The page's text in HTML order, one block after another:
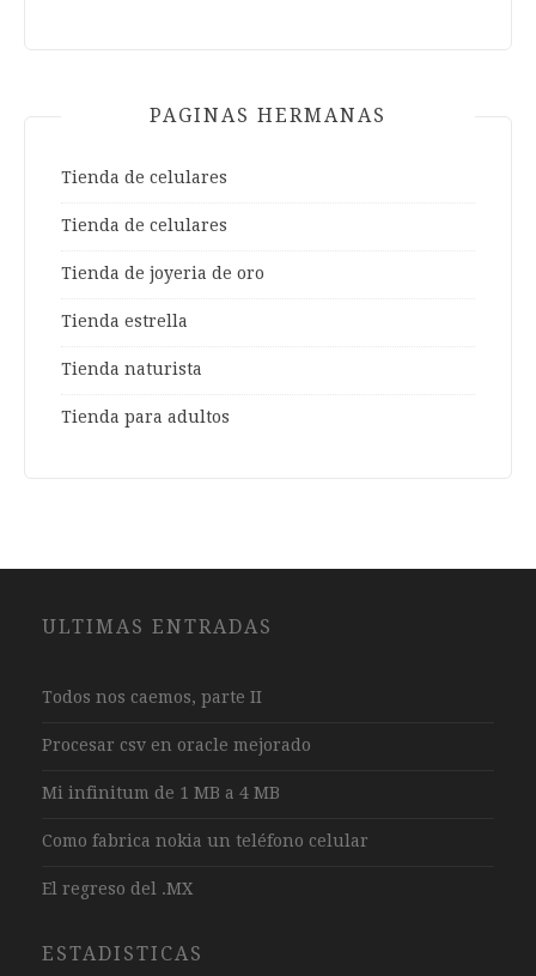
PAGINAS HERMANAS
Tienda de celulares
Tienda de celulares
Tienda de joyeria de oro
Tienda estrella
Tienda naturista
Tienda para adultos
ULTIMAS ENTRADAS
Todos nos caemos, parte II
Procesar csv en oracle mejorado
Mi infinitum de 1 MB a 4 MB
Como fabrica nokia un teléfono celular
El regreso del .MX
ESTADISTICAS